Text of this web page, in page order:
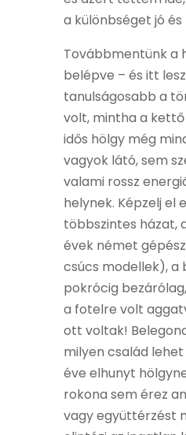
a különbséget jó
Továbbmentünk a
belépve – és itt
tanulságosabb a
volt, mintha a
idős hölgy még
vagyok látó, sem
valami rossz
helynek. Képzelj el
többszintes házat,
évek német
csúcs modellek), a
pokrócig
a fotelre volt
ott voltak!
milyen család
éve elhunyt
rokona sem érez
vagy együttérzést